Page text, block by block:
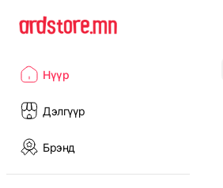
Нүүр
Дэлгүүр
Брэнд